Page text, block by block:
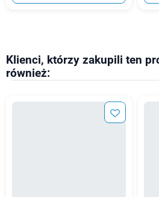
Klienci, którzy zakupili ten
również: